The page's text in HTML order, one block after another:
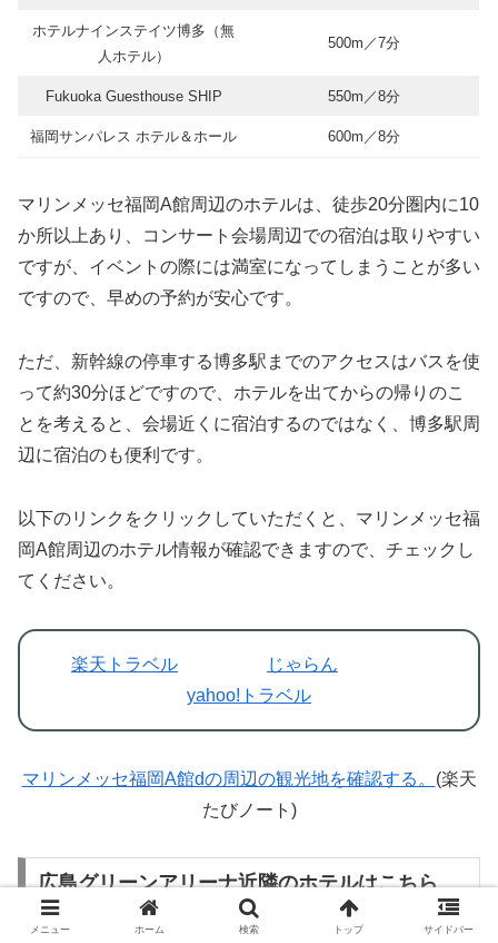
ホテルナインステイツ博多（無
人ホテル）
500m／7分
Fukuoka Guesthouse SHIP 550m／8分
福岡サンパレス ホテル＆ホール 600m／8分
マリンメッセ福岡A館周辺のホテルは、徒歩20分圏内に10
か所以上あり、コンサート会場周辺での宿泊は取りやすい
ですが、イベントの際には満室になってしまうことが多い
ですので、早めの予約が安心です。
ただ、新幹線の停車する博多駅までのアクセスはバスを使
って約30分ほどですので、ホテルを出てからの帰りのこ
とを考えると、会場近くに宿泊するのではなく、博多駅周
辺に宿泊のも便利です。
以下のリンクをクリックしていただくと、マリンメッセ福
岡A館周辺のホテル情報が確認できますので、チェックし
てください。
楽天トラベル
じゃらん
yahoo!トラベル
マリンメッセ福岡A館dの周辺の観光地を確認する。 (楽天
たびノート)
広島グリーンアリーナ近隣のホテルはこちら
メニュー ホーム 検索 トップ サイドバー